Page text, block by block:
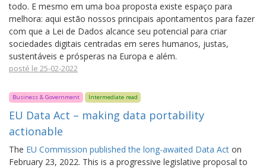
todo. E mesmo em uma boa proposta existe espaço para
melhora: aqui estão nossos principais apontamentos para fazer
com que a Lei de Dados alcance seu potencial para criar
sociedades digitais centradas em seres humanos, justas,
sustentáveis e prósperas na Europa e além.
posté le 25-02-2022
Business & Government Intermediate read
EU Data Act – making data portability
actionable
The EU Commission published the long-awaited Data Act on
February 23, 2022. This is a progressive legislative proposal to